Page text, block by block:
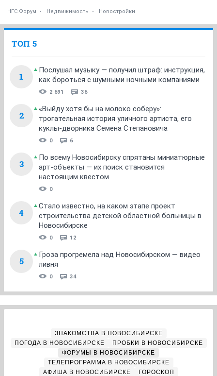
НГС.Форум Недвижимость Новостройки
ТОП 5
1
Послушал музыку — получил штраф: инструкция,
как бороться с шумными ночными компаниями
2 691 36
2
«Выйду хотя бы на молоко соберу»:
трогательная история уличного артиста, его
куклы-дворника Семена Степановича
0 6
3
По всему Новосибирску спрятаны миниатюрные
арт-объекты — их поиск становится
настоящим квестом
0
4
Стало известно, на каком этапе проект
строительства детской областной больницы в
Новосибирске
0 12
5
Гроза прогремела над Новосибирском — видео
ливня
0 34
ЗНАКОМСТВА В НОВОСИБИРСКЕ
ПОГОДА В НОВОСИБИРСКЕ
ПРОБКИ В НОВОСИБИРСКЕ
ФОРУМЫ В НОВОСИБИРСКЕ
ТЕЛЕПРОГРАММА В НОВОСИБИРСКЕ
АФИША В НОВОСИБИРСКЕ
ГОРОСКОП